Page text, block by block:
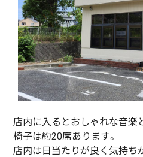
店内に入るとおしゃれな音楽
椅子は約20席あります。
店内は日当たりが良く気持ち